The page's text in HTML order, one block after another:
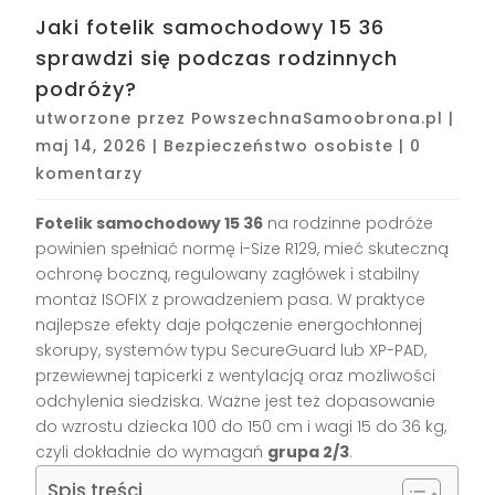
Jaki fotelik samochodowy 15 36
sprawdzi się podczas rodzinnych
podróży?
utworzone przez PowszechnaSamoobrona.pl |
maj 14, 2026 | Bezpieczeństwo osobiste | 0
komentarzy
Fotelik samochodowy 15 36 na rodzinne podróże
powinien spełniać normę i-Size R129, mieć skuteczną
ochronę boczną, regulowany zagłówek i stabilny
montaż ISOFIX z prowadzeniem pasa. W praktyce
najlepsze efekty daje połączenie energochłonnej
skorupy, systemów typu SecureGuard lub XP-PAD,
przewiewnej tapicerki z wentylacją oraz możliwości
odchylenia siedziska. Ważne jest też dopasowanie
do wzrostu dziecka 100 do 150 cm i wagi 15 do 36 kg,
czyli dokładnie do wymagań grupa 2/3.